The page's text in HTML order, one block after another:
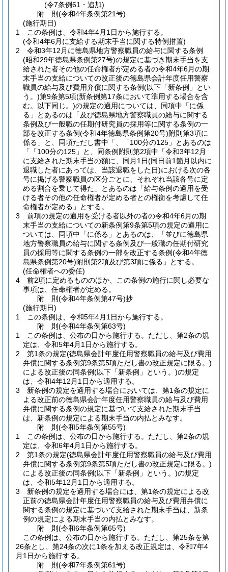
(令7条例61・追加)
附 則(令和4年条例第21号)
(施行期日)
1
この条例は、令和4年4月1日から施行する。
(令和4年6月に支給する期末手当に関する特例措置)
2
令和3年12月に徳島県地方警察職員の給与に関する条例
(昭和29年徳島県条例第27号)の規定に基づき期末手当を支
給された者その他の任命権者が定める者の令和4年6月の期
末手当の支給についての改正後の徳島県会計年度任用警察
職員の給与及び費用弁償に関する条例(以下「新条例」とい
う。)第9条第5項(新条例第17条において準用する場合を含
む。以下同じ。)の規定の適用については、同項中「に係
る」とあるのは「及び徳島県地方警察職員の給与に関する
条例及び一般職の任期付研究員の採用等に関する条例の一
部を改正する条例(令和4年徳島県条例第20号)附則第3項に
係る」と、同項ただし書中「、「100分の125」とあるのは
「「100分の125」と、同条例附則第2項中「令和3年12月
に支給された期末手当の額に、同月1日(同日前1箇月以内に
退職した者にあっては、当該退職をした日)における次の各
号に掲げる警察職員の区分ごとに、それぞれ当該各号に定
める割合を乗じて得た」とあるのは「給与条例の適用を受
ける者その他の任命権者が定める者との権衡を考慮して任
命権者が定める」とする。
3
前項の規定の適用を受ける者以外の者の令和4年6月の期
末手当の支給についての新条例第9条第5項の規定の適用に
ついては、同項中「に係る」とあるのは、「並びに徳島県
地方警察職員の給与に関する条例及び一般職の任期付研究
員の採用等に関する条例の一部を改正する条例(令和4年徳
島県条例第20号)附則第2項及び第3項に係る」とする。
(任命権者への委任)
4
前2項に定めるもののほか、この条例の施行に関し必要な
事項は、任命権者が定める。
附 則(令和4年条例第47号)抄
(施行期日)
1
この条例は、令和5年4月1日から施行する。
附 則(令和4年条例第63号)
1
この条例は、公布の日から施行する。 ただし、第2条の規
定は、令和5年4月1日から施行する。
2
第1条の規定(徳島県会計年度任用警察職員の給与及び費用
弁償に関する条例第9条第5項ただし書の改正規定に限る。)
による改正後の同条例(以下「新条例」という。)の規定
は、令和4年12月1日から適用する。
3
新条例の規定を適用する場合においては、第1条の規定に
よる改正前の徳島県会計年度任用警察職員の給与及び費用
弁償に関する条例の規定に基づいて支給された期末手当
は、新条例の規定による期末手当の内払とみなす。
附 則(令和5年条例第55号)
1
この条例は、公布の日から施行する。 ただし、第2条の規
定は、令和6年4月1日から施行する。
2
第1条の規定(徳島県会計年度任用警察職員の給与及び費用
弁償に関する条例第9条第5項ただし書の改正規定に限る。)
による改正後の同条例(以下「新条例」という。)の規定
は、令和5年12月1日から適用する。
3
新条例の規定を適用する場合には、第1条の規定による改
正前の徳島県会計年度任用警察職員の給与及び費用弁償に
関する条例の規定に基づいて支給された期末手当は、新条
例の規定による期末手当の内払とみなす。
附 則(令和6年条例第65号)
この条例は、公布の日から施行する。 ただし、第25条を第
26条とし、第24条の次に1条を加える改正規定は、令和7年4
月1日から施行する。
附 則(令和7年条例第61号)